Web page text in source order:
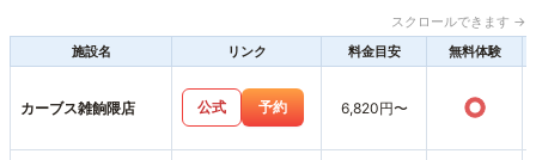
スクロールできます →
施設名
リンク 料金目安 無料体験
カーブス雑餉隈店 公式 予約 6,820円〜 ○